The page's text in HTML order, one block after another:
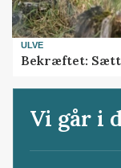
ULVE
Bekræftet:
Vi går i